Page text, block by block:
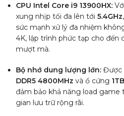
CPU Intel Core i9 13900HX:
xung nhịp tối đa lên tới 5.4GHz
sức mạnh xử lý đa nhiệm
4K, lập trình phức tạp cho đến
mượt mà.
Bộ nhớ dung lượng lớn: Được
DDR5 4800MHz và ổ cứng
đảm bảo khả năng load
gian lưu trữ rộng rãi.